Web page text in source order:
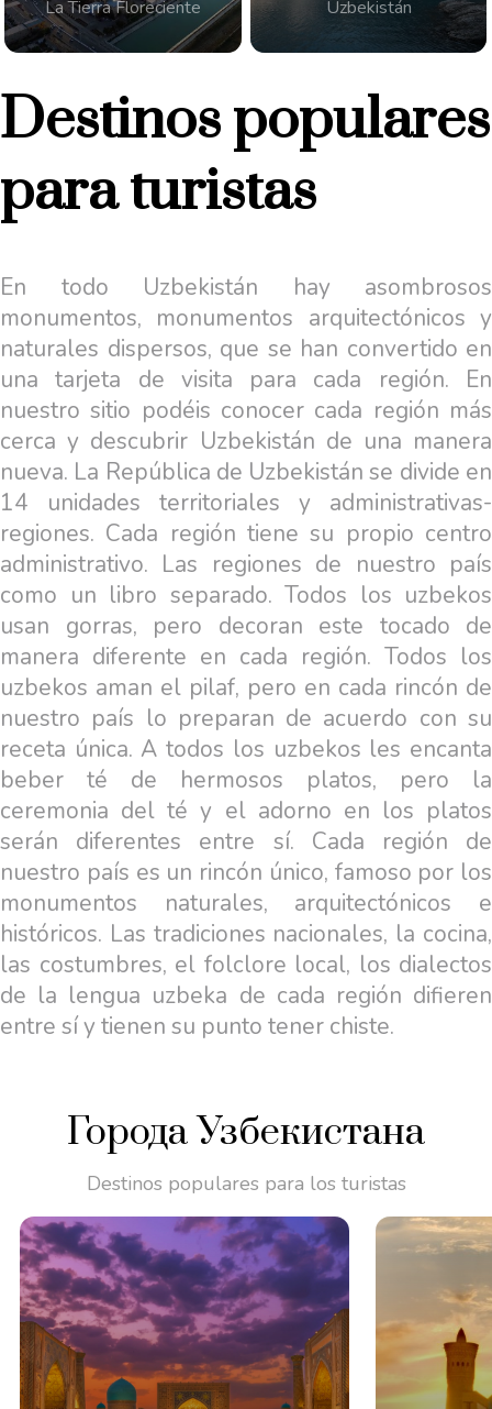
La Tierra Floreciente Uzbekistán
Destinos populares
para turistas
En todo Uzbekistán hay asombrosos
monumentos, monumentos arquitectónicos y
naturales dispersos, que se han convertido en
una tarjeta de visita para cada región. En
nuestro sitio podéis conocer cada región más
cerca y descubrir Uzbekistán de una manera
nueva. La República de Uzbekistán se divide en
14 unidades territoriales y administrativas-
regiones. Cada región tiene su propio centro
administrativo. Las regiones de nuestro país
como un libro separado. Todos los uzbekos
usan gorras, pero decoran este tocado de
manera diferente en cada región. Todos los
uzbekos aman el pilaf, pero en cada rincón de
nuestro país lo preparan de acuerdo con su
receta única. A todos los uzbekos les encanta
beber té de hermosos platos, pero la
ceremonia del té y el adorno en los platos
serán diferentes entre sí. Cada región de
nuestro país es un rincón único, famoso por los
monumentos naturales, arquitectónicos e
históricos. Las tradiciones nacionales, la cocina,
las costumbres, el folclore local, los dialectos
de la lengua uzbeka de cada región difieren
entre sí y tienen su punto tener chiste.
Города Узбекистана
Destinos populares para los turistas